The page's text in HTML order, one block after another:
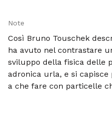
Note
Così Bruno Touschek
ha avuto nel contrastare
sviluppo della fisica delle
adronica urla, e si capisce
a che fare con particelle